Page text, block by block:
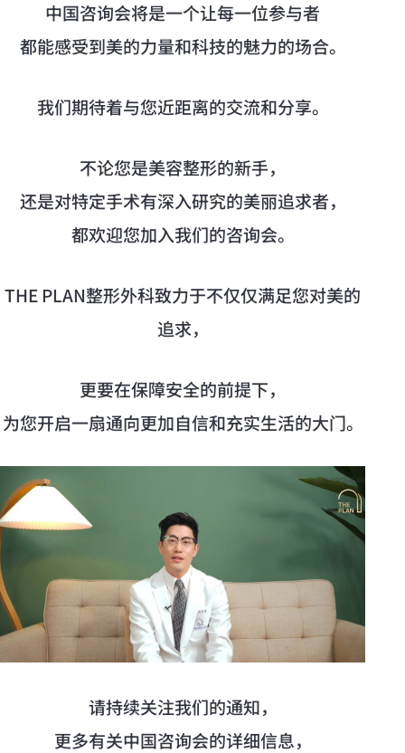
中国咨询会将是一个让每一位参与者
都能感受到美的力量和科技的魅力的场合。
我们期待着与您近距离的交流和分享。
不论您是美容整形的新手，
还是对特定手术有深入研究的美丽追求者，
都欢迎您加入我们的咨询会。
THE PLAN整形外科致力于不仅仅满足您对美的
追求，
更要在保障安全的前提下，
为您开启一扇通向更加自信和充实生活的大门。
请持续关注我们的通知，
更多有关中国咨询会的详细信息，